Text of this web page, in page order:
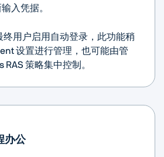
入凭据。
终用户启用自动登录，此功能稍
设置进行管理，也可能由管
策略集中控制。
办公